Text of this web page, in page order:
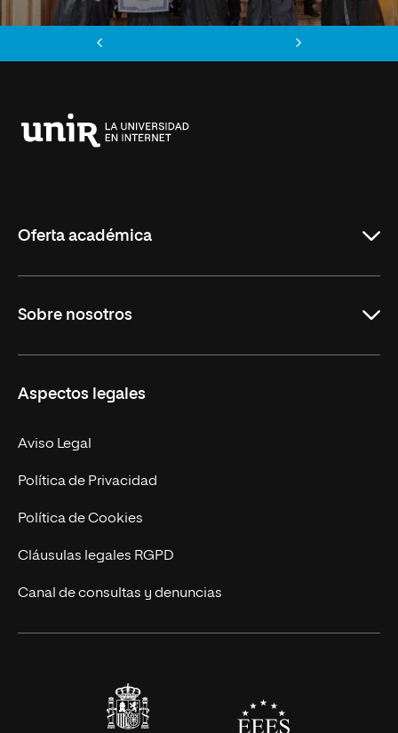
Oferta académica
Másteres Oficiales
Doctorados
Experto Universitario
Postgrados
Cursos Universitarios
Sobre nosotros
Facultades
Nuestro Equipo
Trabaja en UNIR
Actualidad
UNIR Revista
Eventos
Aspectos legales
Aviso Legal
Política de Privacidad
Política de Cookies
Cláusulas legales RGPD
Canal de consultas y denuncias